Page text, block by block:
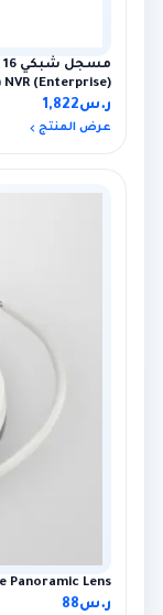
NVR (Enterprise) (يدعم حتى 8MP/4K لكل قناة)
ر.س1,822
عرض المنتج
Panoramic Lens
ر.س88